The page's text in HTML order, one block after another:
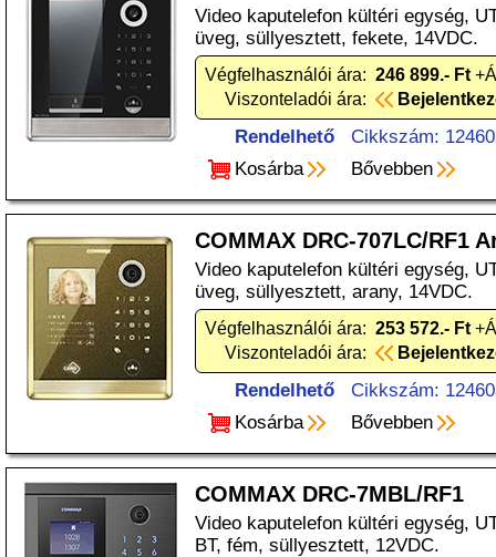
Video kaputelefon kültéri egység,
üveg, süllyesztett, fekete, 14VDC.
Végfelhasználói ára: 246 899.- Ft
Viszonteladói ára:
Rendelhető
Cikkszám:
Kosárba
Bővebben
COMMAX DRC-707LC/RF1
Video kaputelefon kültéri egység,
üveg, süllyesztett, arany, 14VDC.
Végfelhasználói ára: 253 572.- Ft
Viszonteladói ára:
Rendelhető
Cikkszám:
Kosárba
Bővebben
COMMAX DRC-7MBL/RF1
Video kaputelefon kültéri egység,
BT, fém, süllyesztett, 12VDC.